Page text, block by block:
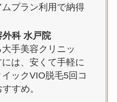
プラン利用で納得
科 水戸院
手美容クリニッ
は、安くて手軽に
ックVIO脱毛5回コ
すめ。